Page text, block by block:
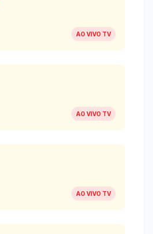
AO VIVO TV
AO VIVO TV
AO VIVO TV